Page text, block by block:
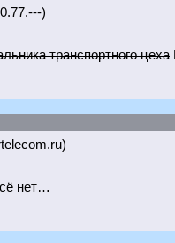
)
транспортного цеха
нет…